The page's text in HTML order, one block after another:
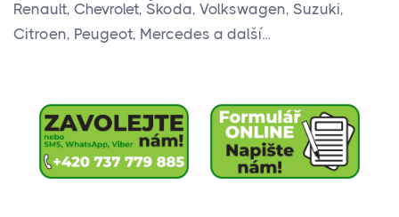
Renault, Chevrolet, Škoda, Volkswagen, Suzuki,
Citroen, Peugeot, Mercedes a další...